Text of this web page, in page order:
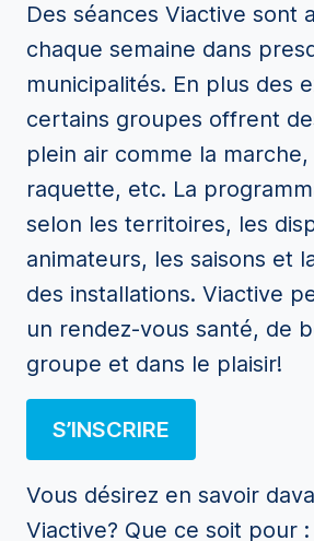
Des séances Viactive sont
chaque semaine dans
municipalités. En plus des
certains groupes offrent
plein air comme la
raquette, etc. La
selon les territoires, les
animateurs, les saisons et
des installations. Viactive
un rendez-vous santé, de
groupe et dans le plaisir!
S’INSCRIRE
Vous désirez en savoir
Viactive? Que ce soit pour :